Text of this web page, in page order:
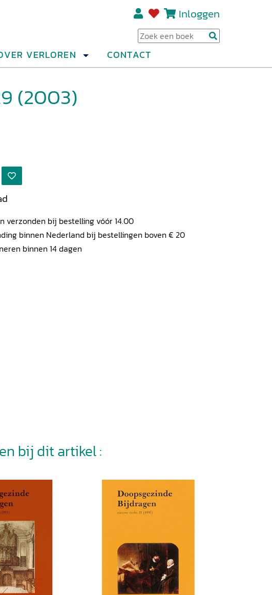
Inloggen
VERLOREN CONTACT
(2003)
verzonden bij bestelling vóór 14.00
binnen Nederland bij bestellingen boven € 20
binnen 14 dagen
bij dit artikel :